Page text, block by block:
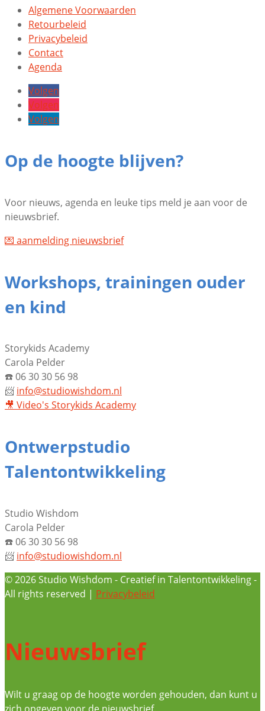
Algemene Voorwaarden
Retourbeleid
Privacybeleid
Contact
Agenda
Volgen
Volgen
Volgen
Op de hoogte blijven?
Voor nieuws, agenda en leuke tips meld je aan voor de
nieuwsbrief.
💌 aanmelding nieuwsbrief
Workshops, trainingen ouder
en kind
Storykids Academy
Carola Pelder
☎️ 06 30 30 56 98
📨 info@studiowishdom.nl
🎥 Video's Storykids Academy
Ontwerpstudio
Talentontwikkeling
Studio Wishdom
Carola Pelder
☎️06 30 30 56 98
📨 info@studiowishdom.nl
© 2026 Studio Wishdom - Creatief in Talentontwikkeling -
All rights reserved | Privacybeleid
Nieuwsbrief
Wilt u graag op de hoogte worden gehouden, dan kunt u